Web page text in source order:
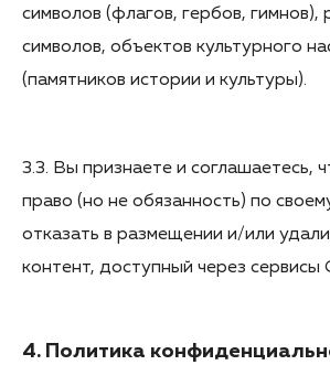
символов (флагов, гербов, гимнов),
символов, объектов культурного
(памятников истории и культуры).
3.3. Вы признаете и соглашаетесь,
право (но не обязанность) по
отказать в размещении и/или
контент, доступный через сервисы
4. Политика